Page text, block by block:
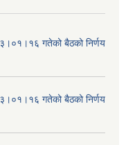
गतेको बैठको निर्णय
गतेको बैठको निर्णय